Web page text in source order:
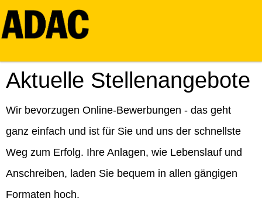
Aktuelle Stellenangebote
Wir bevorzugen Online-Bewerbungen - das geht
ganz einfach und ist für Sie und uns der schnellste
Weg zum Erfolg. Ihre Anlagen, wie Lebenslauf und
Anschreiben, laden Sie bequem in allen gängigen
Formaten hoch.